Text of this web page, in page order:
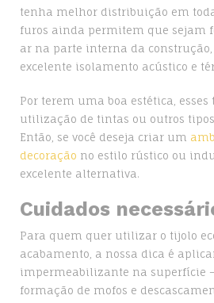
tenha melhor distribuição em
furos ainda permitem que sejam
ar na parte interna da
excelente isolamento acústico e
Por terem uma boa estética,
utilização de tintas ou outros
Então, se você deseja criar um
decoração no estilo rústico ou
excelente alternativa.
Cuidados
Para quem quer utilizar o tijolo
acabamento, a nossa dica é
impermeabilizante na superfície
formação de mofos e